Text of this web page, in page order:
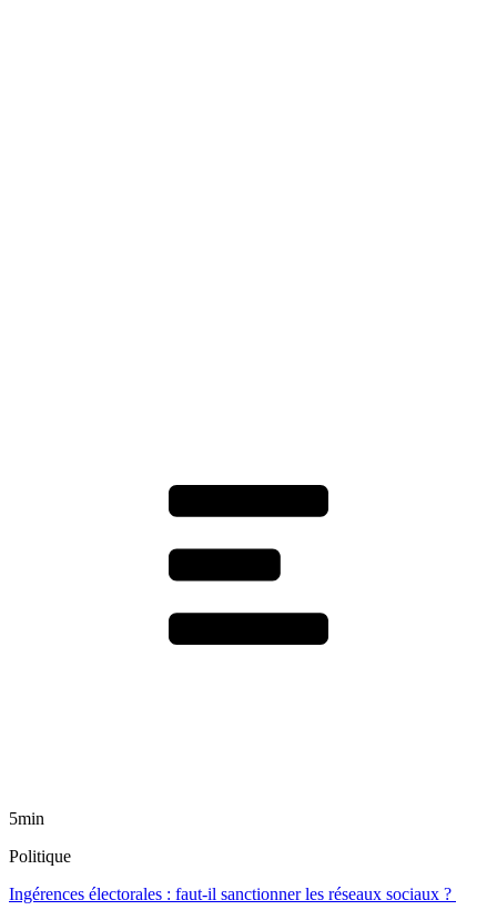
5min
Politique
Ingérences électorales : faut-il sanctionner les réseaux sociaux ?